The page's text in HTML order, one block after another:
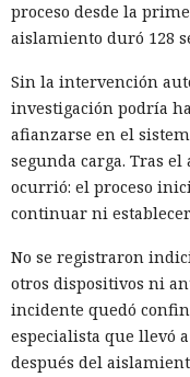
proceso desde la
aislamiento duró 128
Sin la intervención
investigación podría
afianzarse en el
segunda carga. Tras
ocurrió: el proceso
continuar ni
No se registraron
otros dispositivos ni
incidente quedó
especialista que llevó
después del